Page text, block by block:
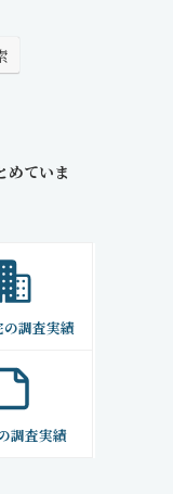
めていま
調査実績
調査実績